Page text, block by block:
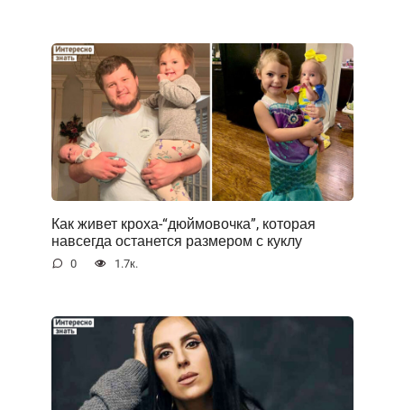
Как живет кроха-“дюймовочка”, которая
навсегда останется размером с куклу
0 1.7к.